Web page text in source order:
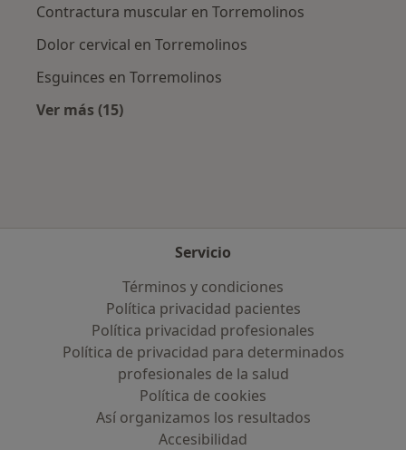
Contractura muscular en Torremolinos
Dolor cervical en Torremolinos
Esguinces en Torremolinos
Ver más (15)
Servicio
Términos y condiciones
Política privacidad pacientes
Política privacidad profesionales
Política de privacidad para determinados
profesionales de la salud
Política de cookies
Así organizamos los resultados
Accesibilidad